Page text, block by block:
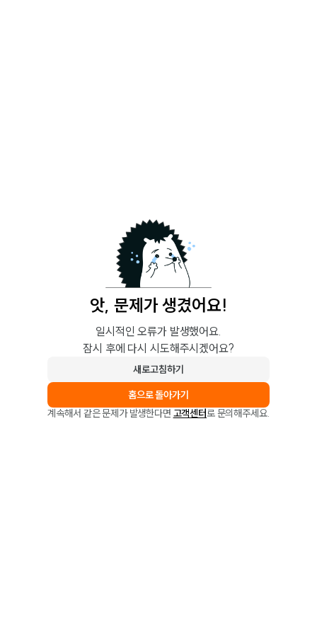
앗, 문제가 생겼어요!
일시적인 오류가 발생했어요.
잠시 후에 다시 시도해주시겠어요?
새로고침하기
홈으로 돌아가기
계속해서 같은 문제가 발생한다면 고객센터로 문의해주세요.